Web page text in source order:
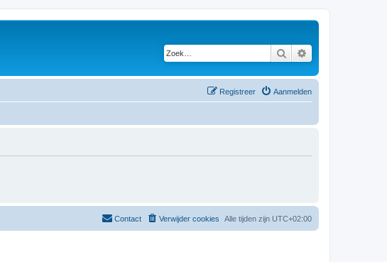
Zoek
Aanmelden
Registreer
Alle tijden zijn UTC+02:00
Verwijder cookies
Contact